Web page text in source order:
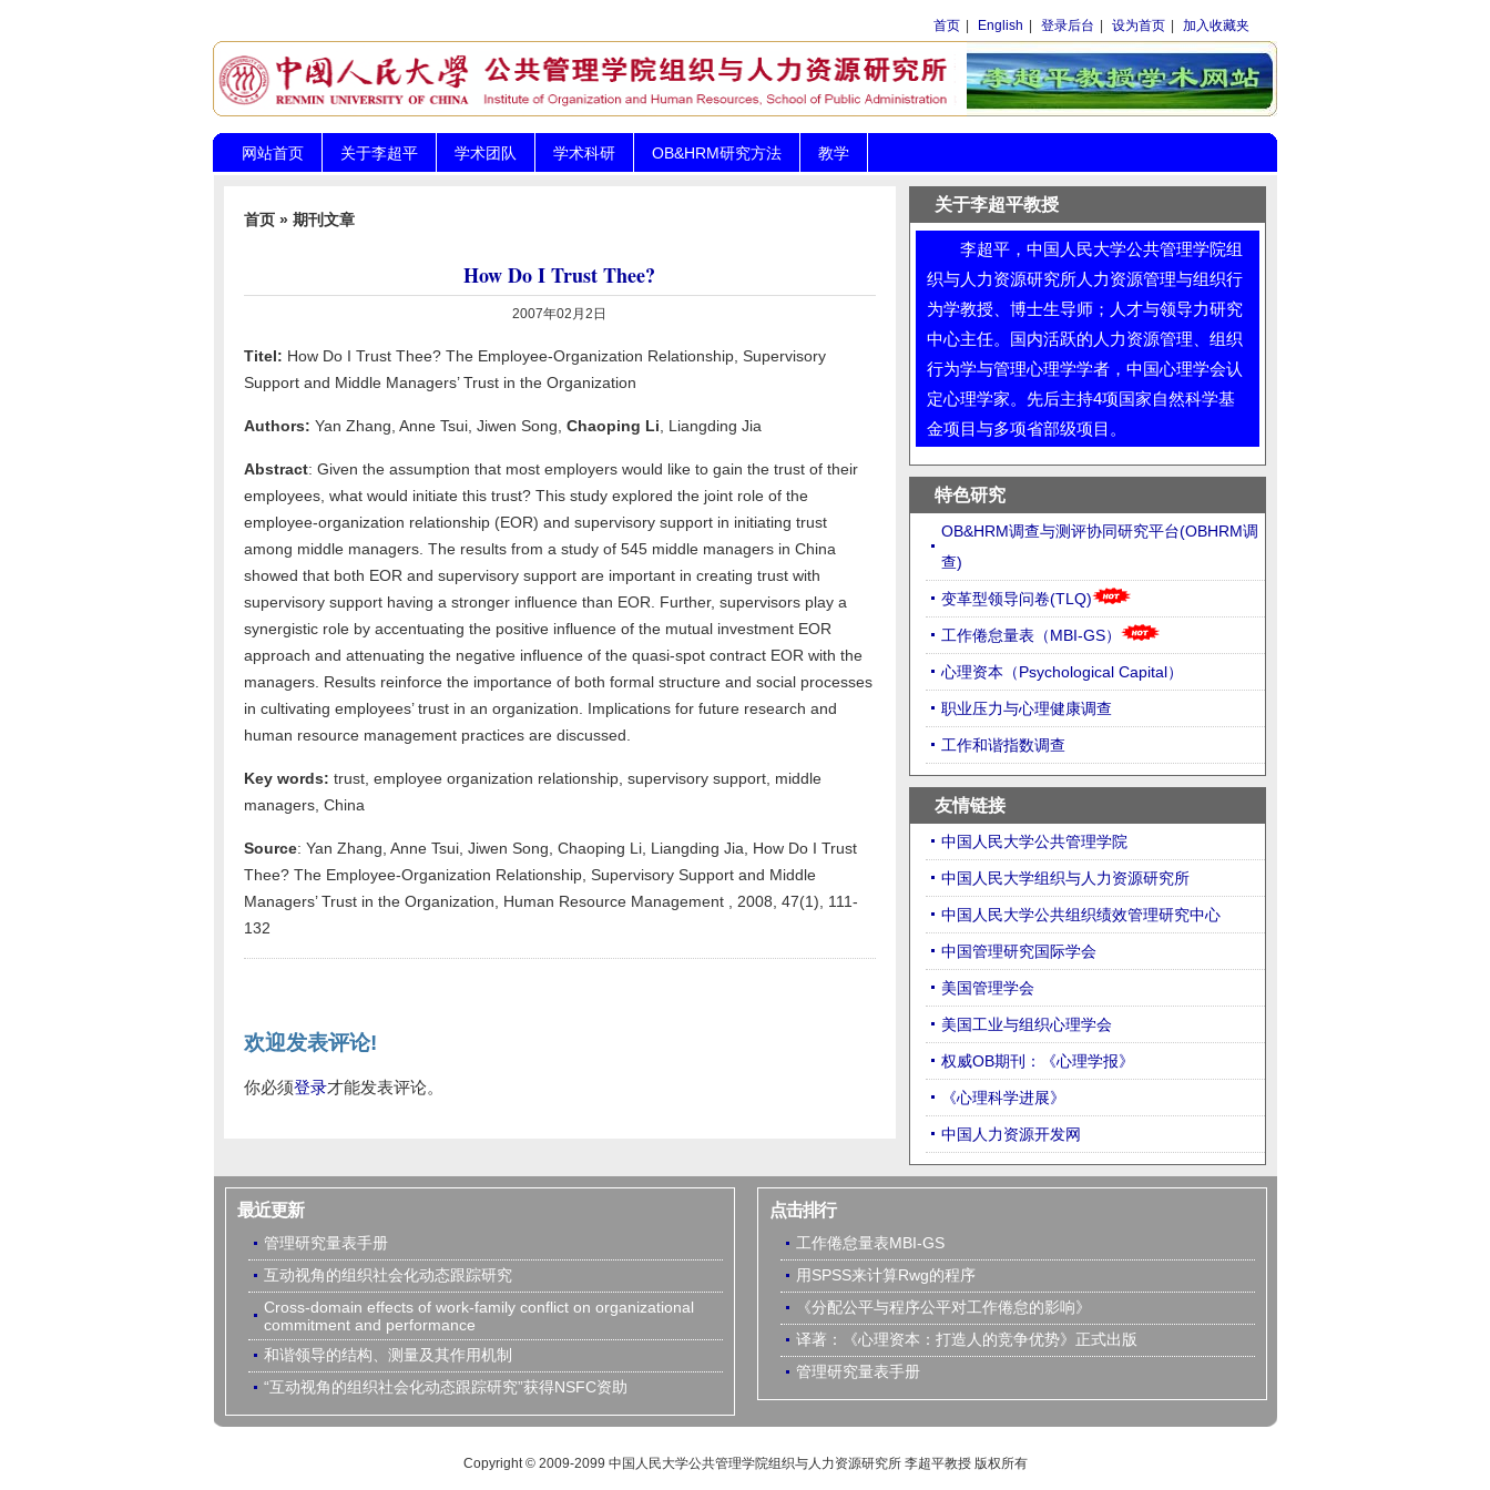
首页 English 登录后台 设为首页 加入收藏夹
网站首页 关于李超平 学术团队 学术科研 OB&HRM研究方法 教学
首页» 期刊文章
How Do I Trust Thee?
2007年02月2日
Titel: How Do I Trust Thee? The Employee-Organization Relationship, Supervisory
Support and Middle Managers’ Trust in the Organization
Authors: Yan Zhang, Anne Tsui, Jiwen Song, Chaoping Li , Liangding Jia
Abstract: Given the assumption that most employers would like to gain the trust of their
employees, what would initiate this trust? This study explored the joint role of the
employee-organization relationship (EOR) and supervisory support in initiating trust
among middle managers. The results from a study of 545 middle managers in China
showed that both EOR and supervisory support are important in creating trust with
supervisory support having a stronger influence than EOR. Further, supervisors play a
synergistic role by accentuating the positive influence of the mutual investment EOR
approach and attenuating the negative influence of the quasi-spot contract EOR with the
managers. Results reinforce the importance of both formal structure and social processes
in cultivating employees’ trust in an organization. Implications for future research and
human resource management practices are discussed.
Key words: trust, employee organization relationship, supervisory support, middle
managers, China
Source: Yan Zhang, Anne Tsui, Jiwen Song, Chaoping Li, Liangding Jia, How Do I Trust
Thee? The Employee-Organization Relationship, Supervisory Support and Middle
Managers’ Trust in the Organization, Human Resource Management , 2008, 47(1), 111-
132
欢迎发表评论!
你必须登录才能发表评论。
关于李超平教授
李超平，中国人民大学公共管理学院组
织与人力资源研究所人力资源管理与组织行
为学教授、博士生导师；人才与领导力研究
中心主任。国内活跃的人力资源管理、组织
行为学与管理心理学学者，中国心理学会认
定心理学家。先后主持4项国家自然科学基
金项目与多项省部级项目。
特色研究
OB&HRM调查与测评协同研究平台(OBHRM调
查)
变革型领导问卷(TLQ)
工作倦怠量表（MBI-GS）
心理资本（Psychological Capital）
职业压力与心理健康调查
工作和谐指数调查
友情链接
中国人民大学公共管理学院
中国人民大学组织与人力资源研究所
中国人民大学公共组织绩效管理研究中心
中国管理研究国际学会
美国管理学会
美国工业与组织心理学会
权威OB期刊：《心理学报》
《心理科学进展》
中国人力资源开发网
最近更新
管理研究量表手册
互动视角的组织社会化动态跟踪研究
Cross-domain effects of work-family conflict on organizational
commitment and performance
和谐领导的结构、测量及其作用机制
“互动视角的组织社会化动态跟踪研究”获得NSFC资助
点击排行
工作倦怠量表MBI-GS
用SPSS来计算Rwg的程序
《分配公平与程序公平对工作倦怠的影响》
译著：《心理资本：打造人的竞争优势》正式出版
管理研究量表手册
Copyright © 2009-2099 中国人民大学公共管理学院组织与人力资源研究所 李超平教授 版权所有